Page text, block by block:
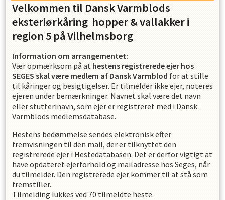
Velkommen til Dansk Varmblods
eksteriørkåring hopper & vallakker i
region 5 på Vilhelmsborg
Information om arrangementet:
Vær opmærksom på at hestens registrerede ejer hos
SEGES skal være medlem af Dansk Varmblod for at stille
til kåringer og besigtigelser. Er tilmelder ikke ejer, noteres
ejeren under bemærkninger. Navnet skal være det navn
eller stutterinavn, som ejer er registreret med i Dansk
Varmblods medlemsdatabase.
Hestens bedømmelse sendes elektronisk efter
fremvisningen til den mail, der er tilknyttet den
registrerede ejer i Hestedatabasen. Det er derfor vigtigt at
have opdateret ejerforhold og mailadresse hos Seges, når
du tilmelder. Den registrerede ejer kommer til at stå som
fremstiller.
Tilmelding lukkes ved 70 tilmeldte heste.